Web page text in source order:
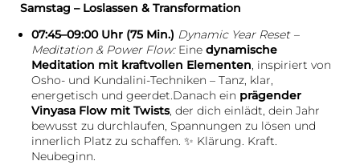
Samstag – Loslassen & Transformation
07:45–09:00 Uhr (75 Min.) Dynamic Year Reset –
Meditation & Power Flow: Eine dynamische
Meditation mit kraftvollen Elementen, inspiriert von
Osho- und Kundalini-Techniken – Tanz, klar,
energetisch und geerdet.Danach ein prägender
Vinyasa Flow mit Twists, der dich einlädt, dein Jahr
bewusst zu durchlaufen, Spannungen zu lösen und
innerlich Platz zu schaffen. ✨ Klärung. Kraft.
Neubeginn.